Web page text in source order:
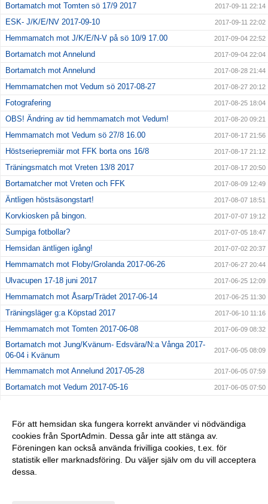
Bortamatch mot Tomten sö 17/9 2017 2017-09-11 22:14
ESK- J/K/E/NV 2017-09-10 2017-09-11 22:02
Hemmamatch mot J/K/E/N-V på sö 10/9 17.00 2017-09-04 22:52
Bortamatch mot Annelund 2017-09-04 22:04
Bortamatch mot Annelund 2017-08-28 21:44
Hemmamatchen mot Vedum sö 2017-08-27 2017-08-27 20:12
Fotografering 2017-08-25 18:04
OBS! Ändring av tid hemmamatch mot Vedum! 2017-08-20 09:21
Hemmamatch mot Vedum sö 27/8 16.00 2017-08-17 21:56
Höstseriepremiär mot FFK borta ons 16/8 2017-08-17 21:12
Träningsmatch mot Vreten 13/8 2017 2017-08-17 20:50
Bortamatcher mot Vreten och FFK 2017-08-09 12:49
Äntligen höstsäsongstart! 2017-08-07 18:51
Korvkiosken på bingon. 2017-07-07 19:12
Sumpiga fotbollar? 2017-07-05 18:47
Hemsidan äntligen igång! 2017-07-02 20:37
Hemmamatch mot Floby/Grolanda 2017-06-26 2017-06-27 20:44
Ulvacupen 17-18 juni 2017 2017-06-25 12:09
Hemmamatch mot Åsarp/Trädet 2017-06-14 2017-06-25 11:30
Träningsläger g:a Köpstad 2017 2017-06-10 11:16
Hemmamatch mot Tomten 2017-06-08 2017-06-09 08:32
Bortamatch mot Jung/Kvänum- Edsvära/N:a Vånga 2017-
06-04 i Kvänum
2017-06-05 08:09
Hemmamatch mot Annelund 2017-05-28 2017-06-05 07:59
Bortamatch mot Vedum 2017-05-16 2017-06-05 07:50
Seriepremiär! 2017-05-03 i Grolanda 2017-06-05 07:27
Giffcupen 2017-04-29 2017-06-04 11:52
Sandbacken Cup 2017-04-17 2017-04-19 21:23
För att hemsidan ska fungera korrekt använder vi nödvändiga
cookies från SportAdmin. Dessa går inte att stänga av.
Föreningen kan också använda frivilliga cookies, t.ex. för
statistik eller marknadsföring. Du väljer själv om du vill acceptera
dessa.